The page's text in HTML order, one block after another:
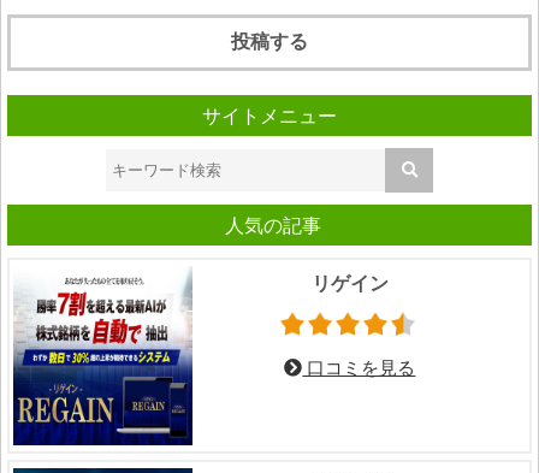
サイトメニュー
人気の記事
リゲイン
口コミを見る